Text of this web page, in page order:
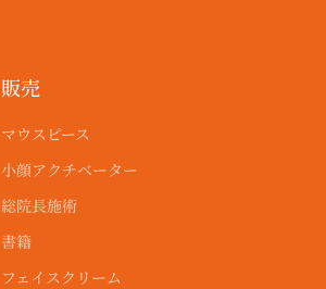
販売
マウスピース
小顔アクチベーター
総院長施術
書籍
フェイスクリーム